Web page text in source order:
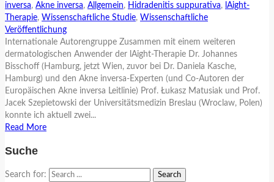
inversa, Akne inversa, Allgemein, Hidradenitis suppurativa, lAight-
Therapie, Wissenschaftliche Studie, Wissenschaftliche
Veröffentlichung
Internationale Autorengruppe Zusammen mit einem weiteren
dermatologischen Anwender der lAight-Therapie Dr. Johannes
Bisschoff (Hamburg, jetzt Wien, zuvor bei Dr. Daniela Kasche,
Hamburg) und den Akne inversa-Experten (und Co-Autoren der
Europäischen Akne inversa Leitlinie) Prof. Łukasz Matusiak und Prof.
Jacek Szepietowski der Universitätsmedizin Breslau (Wroclaw, Polen)
konnte ich aktuell zwei...
Read More
Suche
Search for: